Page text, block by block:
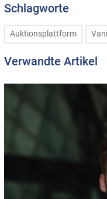
Schlagworte
Auktionsplattform
Verwandte Artikel